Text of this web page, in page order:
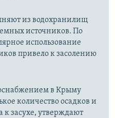
из водохранилищ
источников. По
использование
привело к засолению
в Крыму
количество осадков и
засухе, утверждают